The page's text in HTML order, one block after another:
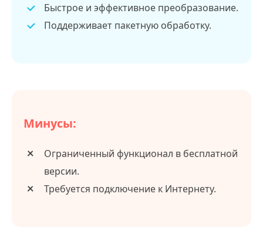
Быстрое и эффективное преобразование.
Поддерживает пакетную обработку.
Минусы:
Ограниченный функционал в бесплатной
версии.
Требуется подключение к Интернету.